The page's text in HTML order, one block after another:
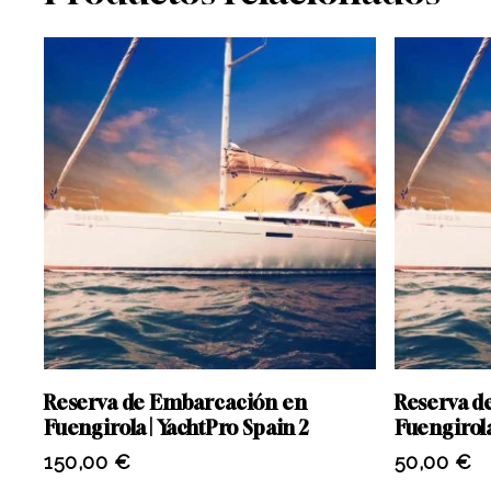
Añadir Al Carrito
Reserva de Embarcación en
Fuengirola | YachtPro Spain 2
150,00 €
Reserva
50,00 €